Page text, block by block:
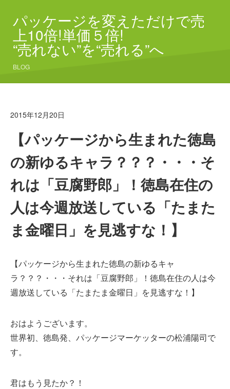
パッケージを変えただけで売
上10倍!単価５倍!
“売れない”を“売れる”へ
BLOG
2015年12月20日
【パッケージから生まれた徳島
の新ゆるキャラ？？？・・・そ
れは「豆腐野郎」！徳島在住の
人は今週放送している「たまた
ま金曜日」を見逃すな！】
【パッケージから生まれた徳島の新ゆるキャ
ラ？？？・・・それは「豆腐野郎」！徳島在住の人は今
週放送している「たまたま金曜日」を見逃すな！】
おはようございます。
世界初、徳島発、パッケージマーケッターの松浦陽司で
す。
君はもう見たか？！